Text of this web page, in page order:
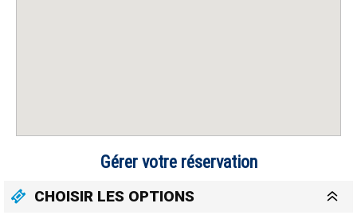
Gérer votre réservation
CHOISIR LES OPTIONS